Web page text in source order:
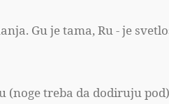
Gu je tama, Ru - je
(noge treba da dodiruju